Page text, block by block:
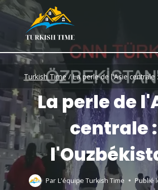
Skip
content
Turkish Time/ La perle de l'Asie centrale
La perle de
centrale :
Par L'équipe Turkish Time Publié